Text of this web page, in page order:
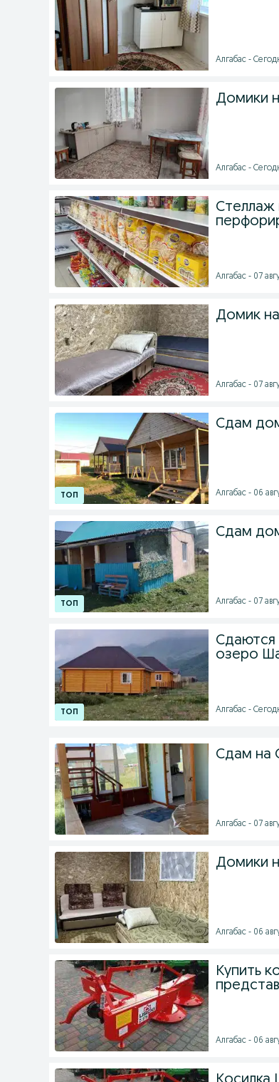
Алгабас -
Домики
Алгабас -
Стеллаж
Алгабас - 07
Домик
Алгабас - 07
Сдам
Алгабас - 06
Сдам
Алгабас - 07
Сдаются
озеро
Алгабас -
Сдам на
Алгабас - 07
Домики
Алгабас - 06
Купить
Алгабас - 06